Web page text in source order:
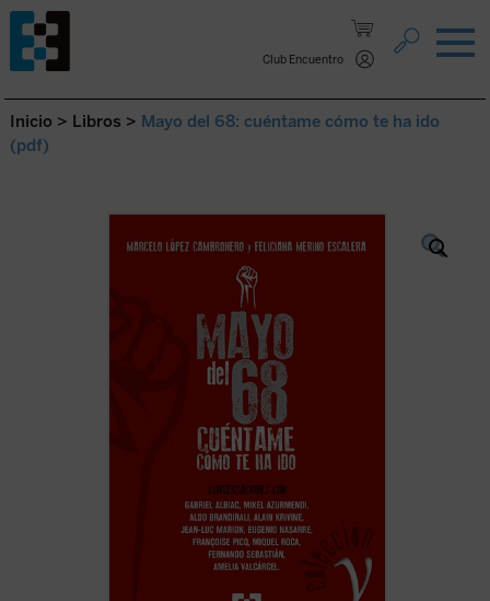
Club Encuentro
Saltar al contenido.
Inicio > Libros > Mayo del 68: cuéntame cómo te ha ido
(pdf)